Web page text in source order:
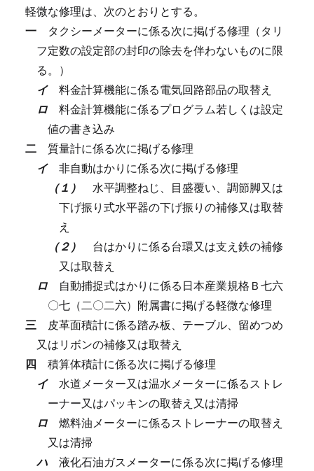
軽微な修理は、次のとおりとする。
一 タクシーメーターに係る次に掲げる修理（タリ
フ定数の設定部の封印の除去を伴わないものに限
る。）
イ 料金計算機能に係る電気回路部品の取替え
ロ 料金計算機能に係るプログラム若しくは設定
値の書き込み
二 質量計に係る次に掲げる修理
イ 非自動はかりに係る次に掲げる修理
（１） 水平調整ねじ、目盛覆い、調節脚又は
下げ振り式水平器の下げ振りの補修又は取替
え
（２） 台はかりに係る台環又は支え鉄の補修
又は取替え
ロ 自動捕捉式はかりに係る日本産業規格Ｂ七六
〇七（二〇二六）附属書に掲げる軽微な修理
三 皮革面積計に係る踏み板、テーブル、留めつめ
又はリボンの補修又は取替え
四 積算体積計に係る次に掲げる修理
イ 水道メーター又は温水メーターに係るストレ
ーナー又はパッキンの取替え又は清掃
ロ 燃料油メーターに係るストレーナーの取替え
又は清掃
ハ 液化石油ガスメーターに係る次に掲げる修理